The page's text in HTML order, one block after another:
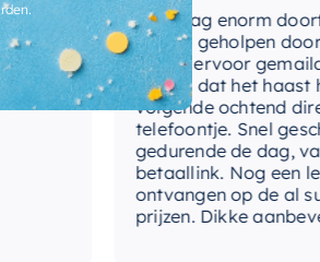
sifon Nee, los bij te
Ja
3-4 weken
Vandaag enorm
prettig geholpen door
Avond ervoor gemaild
had en dat het haast had,
volgende ochtend direct
telefoontje. Snel
gedurende de dag, van
betaallink. Nog een leuke
ontvangen op de al
prijzen. Dikke aanbeveling!